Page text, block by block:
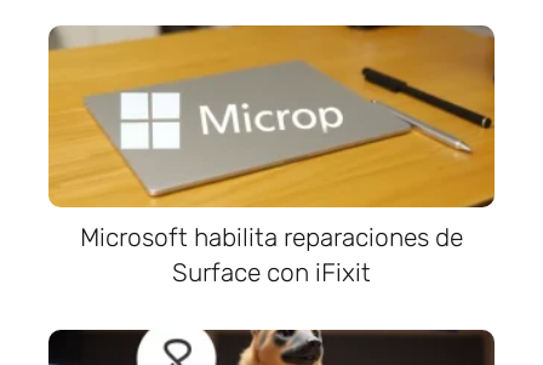
Microsoft habilita reparaciones de
Surface con iFixit